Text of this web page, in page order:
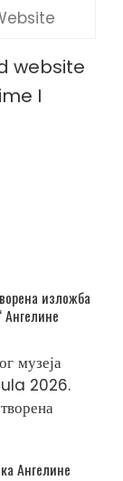
website
I
изложба
Ангелине
музеја
jula 2026.
Ангелине